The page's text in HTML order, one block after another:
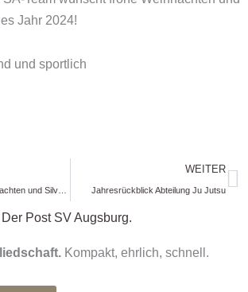
Jahr 2024!
und sportlich
WEITER
Jahresrückblick Abteilung Ju Jutsu
Post SV Augsburg.
Kompakt, ehrlich, schnell.